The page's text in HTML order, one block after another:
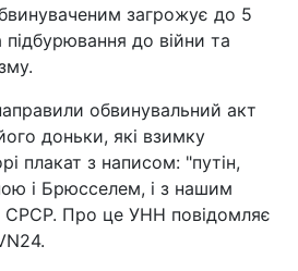
загрожує до 5
підбурювання до війни та
обвинувальний акт
доньки, які взимку
плакат з написом: "путін,
і Брюсселем, і з нашим
СРСР. Про це УНН повідомляє